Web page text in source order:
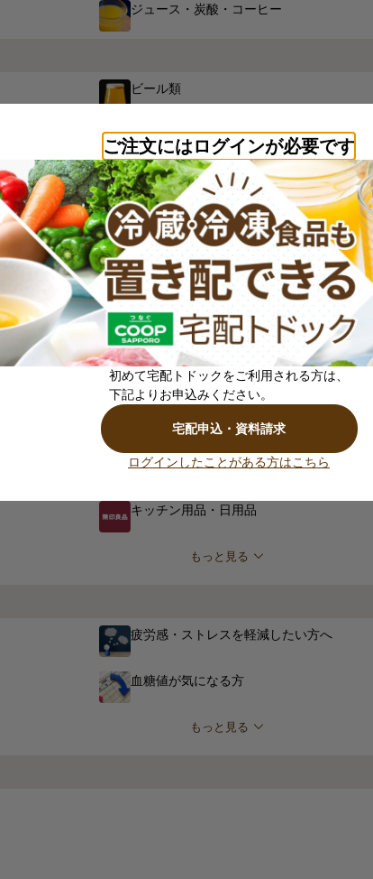
ジュース・炭酸・コーヒー
ビール類
ヘアケア
ボディーケア
もっと見る
子育て向け商品
食品
キッチン用品・日用品
もっと見る
疲労感・ストレスを軽減したい方へ
血糖値が気になる方
もっと見る
ご注文にはログインが必要です
初めて宅配トドックをご利用される方は、
下記よりお申込みください。
宅配申込・資料請求
ログインしたことがある方はこちら